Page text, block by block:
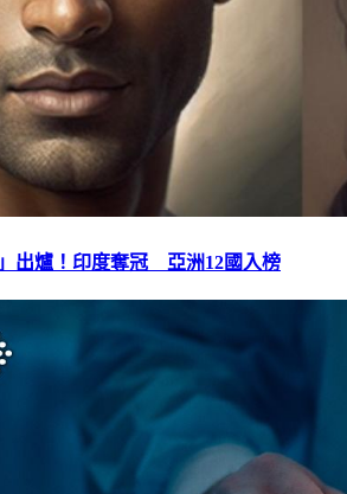
」出爐！印度奪冠 亞洲12國入榜